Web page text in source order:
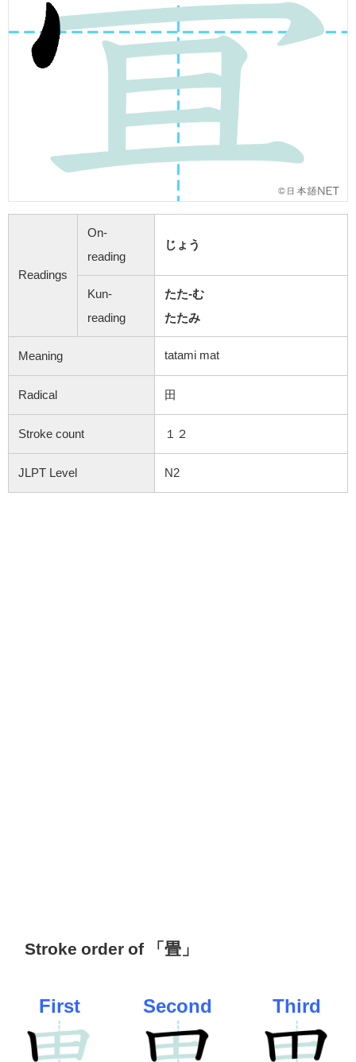
Readings
On-
reading
じょう
Kun-
reading
たた-む
たたみ
Meaning tatami mat
Radical 田
Stroke count １２
JLPT Level N2
Stroke order of 「畳」
First Second Third